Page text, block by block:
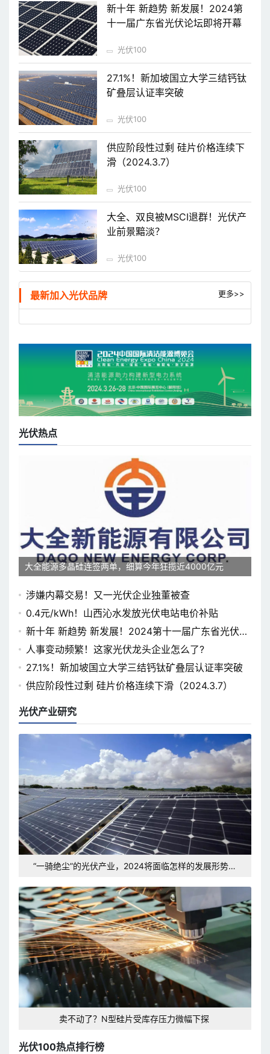
新十年 新趋势 新发展！2024第
十一届广东省光伏论坛即将开幕
光伏100
27.1%！新加坡国立大学三结钙钛
矿叠层认证率突破
光伏100
供应阶段性过剩 硅片价格连续下
滑（2024.3.7）
光伏100
大全、双良被MSCI退群！光伏产
业前景黯淡？
光伏100
最新加入光伏品牌 更多>>
光伏热点
大全能源多晶硅连签两单，细算今年狂揽近4000亿元
涉嫌内幕交易！又一光伏企业独董被查
0.4元/kWh！山西沁水发放光伏电站电价补贴
新十年 新趋势 新发展！2024第十一届广东省光伏论
坛即将开幕
人事变动频繁！这家光伏龙头企业怎么了?
27.1%！新加坡国立大学三结钙钛矿叠层认证率突破
供应阶段性过剩 硅片价格连续下滑（2024.3.7）
光伏产业研究
“一骑绝尘”的光伏产业，2024将面临怎样的发展形势和
卖不动了？N型硅片受库存压力微幅下探
光伏100热点排行榜